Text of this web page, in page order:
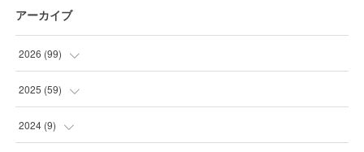
アーカイブ
2026 (99)
(20 )
( 21
2025 (59)
( )
2024(9)